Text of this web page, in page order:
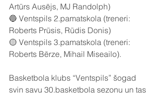
Artūrs Ausējs, MJ Randolph)
🔵 Ventspils 2.pamatskola (treneri:
Roberts Prūsis, Rūdis Donis)
🟡 Ventspils 3.pamatskola (treneri:
Roberts Bērze, Mihail Miseailo).
Basketbola klubs “Ventspils” šogad
svin savu 30.basketbola sezonu un tas